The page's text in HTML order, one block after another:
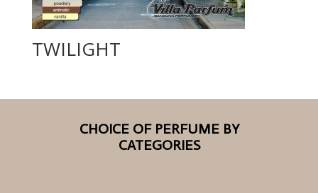
TWILIGHT
CHOICE OF PERFUME BY
CATEGORIES